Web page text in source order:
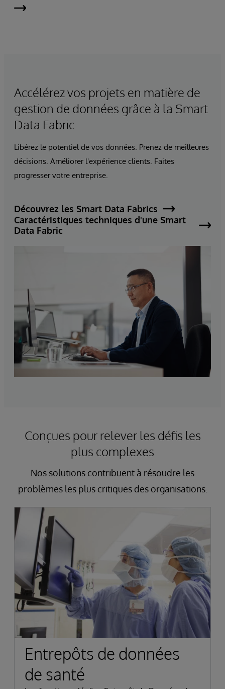
Accélérez vos projets en matière de
gestion de données grâce à la Smart
Data Fabric
Libérez le potentiel de vos données. Prenez de meilleures
décisions. Améliorer l'expérience clients. Faites
progresser votre entreprise.
Découvrez les Smart Data Fabrics
Caractéristiques techniques d'une Smart
Data Fabric
Conçues pour relever les défis les
plus complexes
Nos solutions contribuent à résoudre les
problèmes les plus critiques des organisations.
Entrepôts de données
de santé